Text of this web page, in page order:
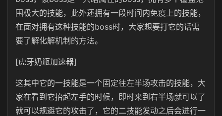
围极大的技能，此外还拥有一段时间内免疫上的技能，
在面对拥有这种技能的boss时，大家想要打它的话需
要了解化解机制的方法。
[虎牙奶瓶加速器]
这其中它的一技能是一个固定往左半场攻击的技能，大
家在看到它抬起左手的时候，即时来到右半场就可以了
就可以规避它的攻击了，它的二技能发动之后会进行一